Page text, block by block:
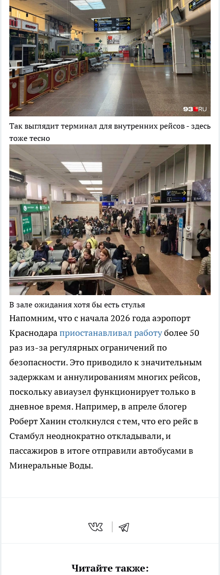
Так выглядит терминал для внутренних рейсов - здесь
тоже тесно
В зале ожидания хотя бы есть стулья
Напомним, что с начала 2026 года аэропорт
Краснодараприостанавливал работуболее 50
раз из-за регулярных ограничений по
безопасности. Это приводило к значительным
задержкам и аннулированиям многих рейсов,
поскольку авиаузел функционирует только в
дневное время. Например, в апреле блогер
Роберт Ханин столкнулся с тем, что его рейс в
Стамбул неоднократно откладывали, и
пассажиров в итоге отправили автобусами в
Минеральные Воды.
Читайте также: